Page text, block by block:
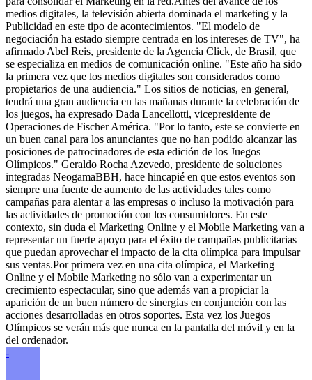
medios digitales, la televisión abierta dominada el marketing y la
Publicidad en este tipo de acontecimientos. "El modelo de
negociación ha estado siempre centrada en los intereses de TV", ha
afirmado Abel Reis, presidente de la Agencia Click, de Brasil, que
se especializa en medios de comunicación online. "Este año ha sido
la primera vez que los medios digitales son considerados como
propietarios de una audiencia." Los sitios de noticias, en general,
tendrá una gran audiencia en las mañanas durante la celebración de
los juegos, ha expresado Dada Lancellotti, vicepresidente de
Operaciones de Fischer América. "Por lo tanto, este se convierte en
un buen canal para los anunciantes que no han podido alcanzar las
posiciones de patrocinadores de esta edición de los Juegos
Olímpicos." Geraldo Rocha Azevedo, presidente de soluciones
integradas NeogamaBBH, hace hincapié en que estos eventos son
siempre una fuente de aumento de las actividades tales como
campañas para alentar a las empresas o incluso la motivación para
las actividades de promoción con los consumidores. En este
contexto, sin duda el Marketing Online y el Mobile Marketing van a
representar un fuerte apoyo para el éxito de campañas publicitarias
que puedan aprovechar el impacto de la cita olímpica para impulsar
sus ventas.Por primera vez en una cita olímpica, el Marketing
Online y el Mobile Marketing no sólo van a experimentar un
crecimiento espectacular, sino que además van a propiciar la
aparición de un buen número de sinergias en conjunción con las
acciones desarrolladas en otros soportes. Esta vez los Juegos
Olímpicos se verán más que nunca en la pantalla del móvil y en la
del ordenador.
-